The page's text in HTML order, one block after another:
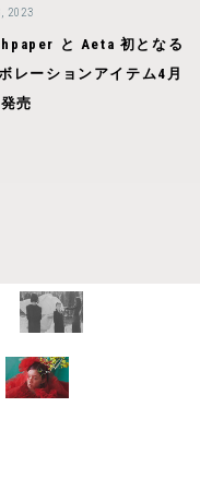
2023
と Aeta 初となる
レーションアイテム4月
売